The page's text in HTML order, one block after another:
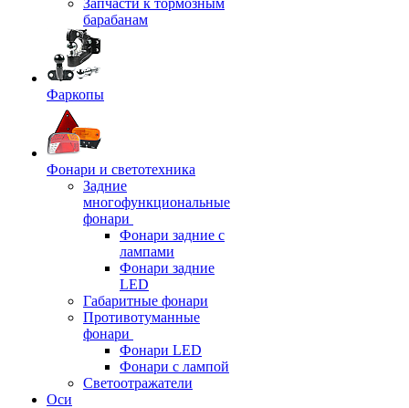
Запчасти к тормозным
барабанам
Фаркопы
Фонари и светотехника
Задние
многофункциональные
фонари
Фонари задние с
лампами
Фонари задние
LED
Габаритные фонари
Противотуманные
фонари
Фонари LED
Фонари с лампой
Светоотражатели
Оси